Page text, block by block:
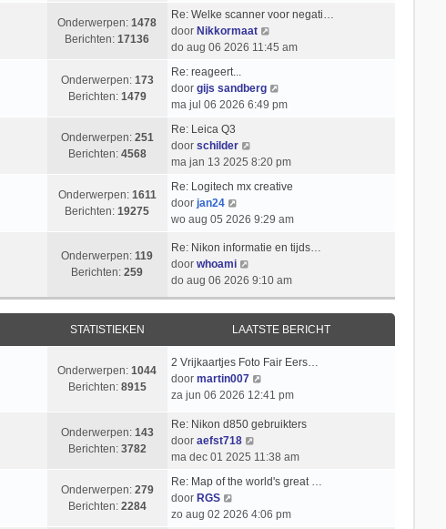
e
i
s
t
e
b
e
r
c
h
t
l
a
c
t
i
k
a
e
b
r
c
t
Onderwerpen:1478
Berichten:17136
Re: Welke scanner voor negati…
door Nikkormaat
e
j
k
a
s
e
b
r
h
do aug 06 2026 11:45 am
Onderwerpen: 173
Berichten: 1479
Re: reageert...
door gijs sandberg
e
k
l
a
s
e
b
e
r
i
c
t
ma jul 06 2026 6:49 pm
Onderwerpen: 251
Berichten: 4568
Re: Leica Q3
door schilder
e
k
l
a
t
b
e
r
c
h
ma jan 13 2025 8:20 pm
Onderwerpen: 1611
Berichten:19275
Re: Logitech mx creative
door jan24
e
i
j
k
l
a
a
t
s
t
e
e
r
i
c
t
wo aug 05 2026 9:29 am
Onderwerpen:119
Berichten:259
Re: Nikon informatie en tijds…
door whoami
e
k
i
j
k
l
a
a
s
t
e
b
r
do aug 06 2026 9:10 am
STATISTIEKEN LAATSTE BERICHT
Onderwerpen:1044
Berichten: 8915
2 Vrijkaartjes Foto Fair Eers…
door martin007
e
i
k
l
a
za jun 06 2026 12:41 pm
Onderwerpen: 143
Berichten: 3782
Re: Nikon d850 gebruikters
door aefst718
e
i
k
ma dec 01 2025 11:38 am
Onderwerpen: 279
Berichten: 2284
Re: Map of the world's great …
door RGS
e
zo aug 02 2026 4:06 pm